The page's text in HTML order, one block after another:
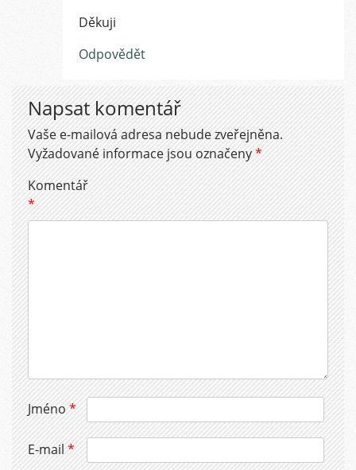
Děkuji
Odpovědět
Napsat komentář
Vaše e-mailová adresa nebude zveřejněna.
Vyžadované informace jsou označeny*
Komentář
*
Jméno*
E-mail*